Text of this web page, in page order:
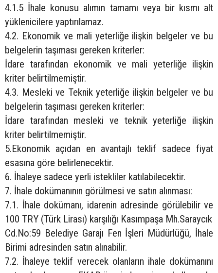
4.1.5 İhale konusu alımın tamamı veya bir kısmı alt
yüklenicilere yaptırılamaz.
4.2. Ekonomik ve mali yeterliğe ilişkin belgeler ve bu
belgelerin taşıması gereken kriterler:
İdare tarafından ekonomik ve mali yeterliğe ilişkin
kriter belirtilmemiştir.
4.3. Mesleki ve Teknik yeterliğe ilişkin belgeler ve bu
belgelerin taşıması gereken kriterler:
İdare tarafından mesleki ve teknik yeterliğe ilişkin
kriter belirtilmemiştir.
5.Ekonomik açıdan en avantajlı teklif sadece fiyat
esasına göre belirlenecektir.
6. İhaleye sadece yerli istekliler katılabilecektir.
7. İhale dokümanının görülmesi ve satın alınması:
7.1. İhale dokümanı, idarenin adresinde görülebilir ve
100 TRY (Türk Lirası) karşılığı Kasımpaşa Mh.Saraycık
Cd.No:59 Belediye Garajı Fen İşleri Müdürlüğü, İhale
Birimi adresinden satın alınabilir.
7.2. İhaleye teklif verecek olanların ihale dokümanını